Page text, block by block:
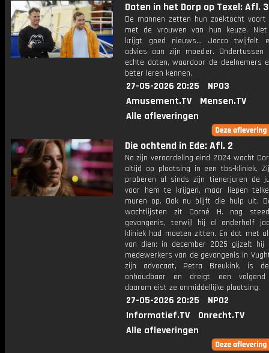
Daten in het Dorp op Texel: Afl. 3
De mannen zetten hun zoektocht voort
met de vrouwen van hun keuze. Niet
krijgt goed nieuws... Jacco twijfelt
advies aan zijn moeder.
echte daten, waardoor de deelnemers
beter leren kennen.
27-05-2026 20:25
NPO3
Amusement.TV
Mensen.TV
Alle afleveringen
Die ochtend in Ede: Afl. 2
Na zijn veroordeling eind 2024 wacht
altijd op plaatsing in een tbs-kliniek.
proberen al sinds zijn tienerjaren de
voor hem te krijgen, maar liepen
muren op. Ook nu blijft die hulp uit.
wachtlijsten zit Corné H. nog
gevangenis, terwijl hij al anderhalf
kliniek had moeten zitten. En dat met
van dien: in december 2025 gijzelt hij
medewerkers van de gevangenis in
zijn advocaat, Petra Breukink, is
onhoudbaar en dreigt een volgend
daarom eist ze onmiddellijke plaatsing.
27-05-2026 20:25
NPO2
Informatief.TV
Onrecht.TV
Alle afleveringen